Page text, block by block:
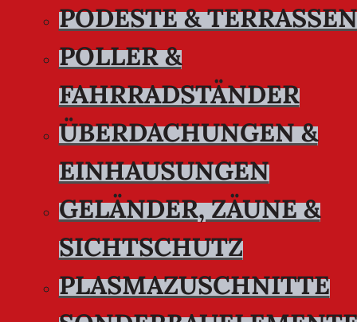
PODESTE & TERRASSEN
POLLER &
FAHRRADSTÄNDER
ÜBERDACHUNGEN &
EINHAUSUNGEN
GELÄNDER, ZÄUNE &
SICHTSCHUTZ
PLASMAZUSCHNITTE